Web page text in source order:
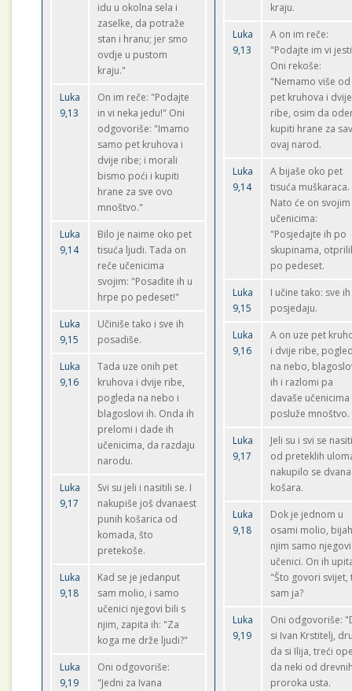
idu u okolna sela i
zaselke, da potraže
stan i hranu; jer smo
ovdje u pustom
kraju."
Luka
9,13
On im reče: "Podajte
in vi neka jedu!" Oni
odgovoriše: "Imamo
samo pet kruhova i
dvije ribe; i morali
bismo poći i kupiti
hrane za sve ovo
mnoštvo."
Luka
9,14
Bilo je naime oko pet
tisuća ljudi. Tada on
reče učenicima
svojim: "Posadite ih u
hrpe po pedeset!"
Luka
9,15
Učiniše tako i sve ih
posadiše.
Luka
9,16
Tada uze onih pet
kruhova i dvije ribe,
pogleda na nebo i
blagoslovi ih. Onda ih
prelomi i dade ih
učenicima, da razdaju
narodu.
Luka
9,17
Svi su jeli i nasitili se. I
nakupiše još dvanaest
punih košarica od
komada, što
pretekoše.
Luka
9,18
Kad se je jedanput
sam molio, i samo
učenici njegovi bili s
njim, zapita ih: "Za
koga me drže ljudi?"
Luka
9,19
Oni odgovoriše:
"Jedni za Ivana
kraju.
Luka
9,13
A on im reče:
"Podajte im vi
Oni rekoše:
"Nemamo više od
pet kruhova i dvije
ribe, osim da
kupiti hrane za
ovaj narod.
Luka
9,14
A bijaše oko pet
tisuća muškaraca.
Nato će on svojim
učenicima:
"Posjedajte ih po
skupinama,
po pedeset.
Luka
9,15
I učine tako: sve ih
posjedaju.
Luka
9,16
A on uze pet
i dvije ribe,
na nebo,
ih i razlomi pa
davaše
posluže mnoštvo.
Luka
9,17
Jeli su i svi se
od preteklih
nakupilo se
košara.
Luka
9,18
Dok je jednom u
osami molio,
njim samo njegovi
učenici. On ih
"Što govori svijet,
sam ja?
Luka
9,19
Oni odgovoriše:
si Ivan Krstitelj,
da si Ilija, treći
da neki od
proroka usta.